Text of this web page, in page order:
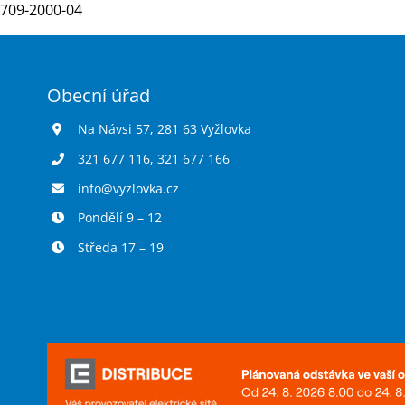
709-2000-04
Obecní úřad
Na Návsi 57, 281 63 Vyžlovka
321 677 116, 321 677 166
info@vyzlovka.cz
Pondělí 9 – 12
Středa 17 – 19